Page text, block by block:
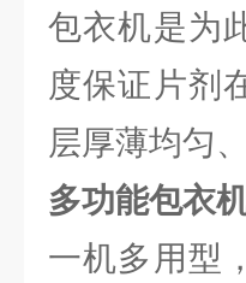
包衣机是为
度保证片剂
层厚薄均匀
多功能包衣
一机多用型